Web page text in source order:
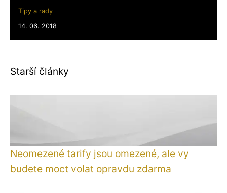
Tipy a rady
14. 06. 2018
Starší články
Neomezené tarify jsou omezené, ale vy
budete moct volat opravdu zdarma